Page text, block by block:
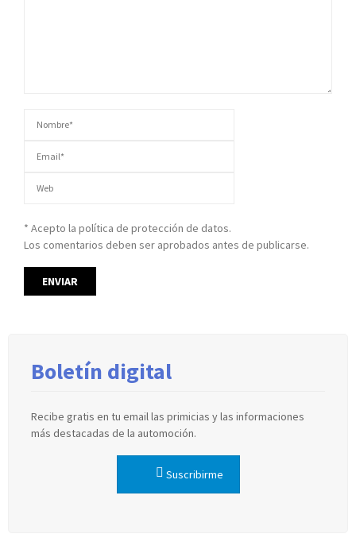
* Acepto la política de protección de datos.
Los comentarios deben ser aprobados antes de publicarse.
Boletín digital
Recibe gratis en tu email las primicias y las informaciones
más destacadas de la automoción.
Suscribirme